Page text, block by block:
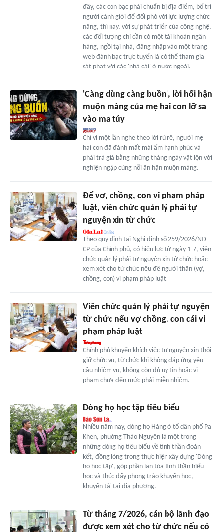
đây, các con bạc phải chuẩn bị địa điểm, bố trí
người cảnh giới để đối phó với lực lượng chức
năng, thì nay, với sự phát triển của công nghệ,
các đối tượng chỉ cần có một tài khoản ngân
hàng, ngồi tại nhà, đăng nhập vào một trang
web đánh bạc trực tuyến là có thể tham gia
sát phạt với các 'nhà cái' ở nước ngoài.
'Càng dùng càng buồn', lời hối hận
muộn màng của mẹ hai con lỡ sa
vào ma túy
Chỉ vì một lần nghe theo lời rủ rê, người mẹ
hai con đã đánh mất mái ấm hạnh phúc và
phải trả giá bằng những tháng ngày vật lộn với
nghiện ngập cùng nỗi ân hận muộn màng.
Để vợ, chồng, con vi phạm pháp
luật, viên chức quản lý phải tự
nguyện xin từ chức
Theo quy định tại Nghị định số 259/2026/NĐ-
CP của Chính phủ, có hiệu lực từ ngày 1-7, viên
chức quản lý phải tự nguyện xin từ chức hoặc
xem xét cho từ chức nếu để người thân (vợ,
chồng, con) vi phạm pháp luật.
Viên chức quản lý phải tự nguyện
từ chức nếu vợ chồng, con cái vi
phạm pháp luật
Chính phủ khuyến khích việc tự nguyện xin thôi
giữ chức vụ, từ chức khi không đáp ứng yêu
cầu nhiệm vụ, không còn đủ uy tín hoặc vi
phạm chưa đến mức phải miễn nhiệm.
Dòng họ học tập tiêu biểu
Nhiều năm nay, dòng họ Hàng ở tổ dân phố Pa
Khen, phường Thảo Nguyên là một trong
những dòng họ tiêu biểu về tinh thần đoàn
kết, đồng lòng trong thực hiện xây dựng 'Dòng
họ học tập', góp phần lan tỏa tinh thần hiếu
học và thúc đẩy phong trào khuyến học,
khuyến tài tại địa phương.
Từ tháng 7/2026, cán bộ lãnh đạo
được xem xét cho từ chức nếu có